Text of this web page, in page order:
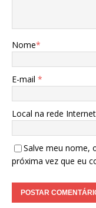
Nome*
E-mail *
Local na rede Internet
Salve meu nome,
próxima vez que eu